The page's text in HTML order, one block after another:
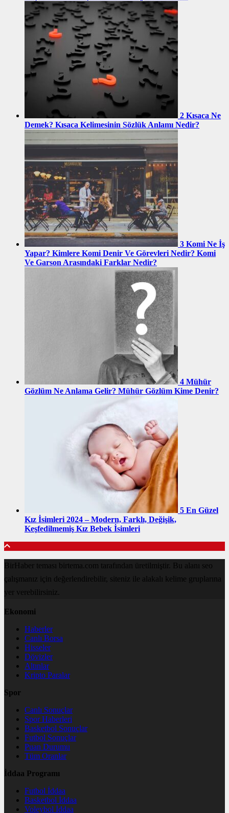
2 Kısaca Ne
Demek? Kısaca Kelimesinin Sözlük Anlamı Nedir?
3 Komi Ne İş
Yapar? Kimlere Komi Denir Ve Görevleri Nedir? Komi
Ve Garson Arasındaki Farklar Nedir?
4 Mühür
Gözlüm Ne Anlama Gelir? Mühür Gözlüm Kime Denir?
5 En Güzel
Kız İsimleri 2024 – Modern, Farklı, Değişik,
Keşfedilmemiş Kız Bebek İsimleri
BirHaber teması birtema.com tarafından üretilmiştir. Bu alanı seo
çalışmanız için değerlendirebilir, siteniz ile alakalı kelime gruplarına
yer verebilirsiniz.
Ekonomi
Haberler
Canlı Borsa
Hisseler
Dövizler
Altınlar
Kripto Paralar
Spor
Canlı Sonuçlar
Spor Haberleri
Basketbol Sonuçlar
Futbol Sonuçlar
Puan Durumu
Tüm Oranlar
İddaa Programı
Futbol İddaa
Basketbol İddaa
Voleybol İddaa